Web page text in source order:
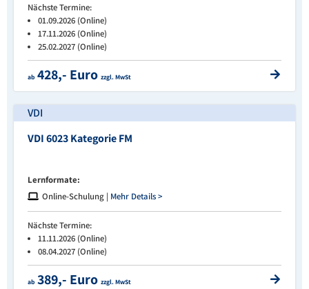
Nächste Termine:
01.09.2026 (Online)
17.11.2026 (Online)
25.02.2027 (Online)
ab 428,- Euro zzgl. MwSt
VDI
VDI 6023 Kategorie FM
Lernformate:
Online-Schulung | Mehr Details >
Nächste Termine:
11.11.2026 (Online)
08.04.2027 (Online)
ab 389,- Euro zzgl. MwSt